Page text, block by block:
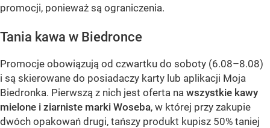
promocji, ponieważ są ograniczenia.
Tania kawa w Biedronce
Promocje obowiązują od czwartku do soboty (6.08–8.08)
i są skierowane do posiadaczy karty lub aplikacji Moja
Biedronka. Pierwszą z nich jest oferta na wszystkie kawy
mielone i ziarniste marki Woseba, w której przy zakupie
dwóch opakowań drugi, tańszy produkt kupisz 50% taniej